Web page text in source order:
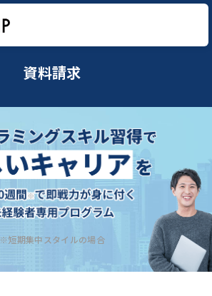
資料請求
※短期集中スタイルの場合